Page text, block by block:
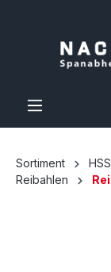
Sortiment
Reibahlen